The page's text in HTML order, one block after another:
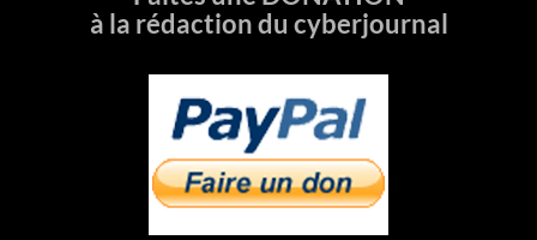
à la rédaction du cyberjournal